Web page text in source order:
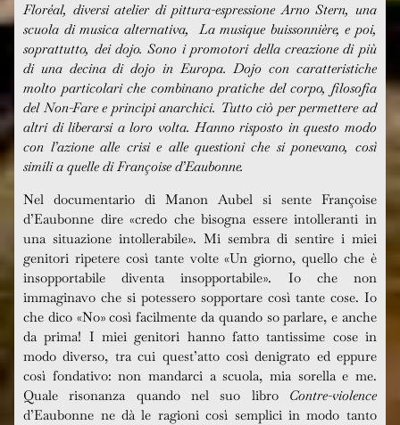
Floréal, diversi atelier di pittura-espressione Arno Stern, una
scuola di musica alternativa, La musique buissonnière, e poi,
soprattutto, dei dojo. Sono i promotori della creazione di più
di una decina di dojo in Europa. Dojo con caratteristiche
molto particolari che combinano pratiche del corpo, filosofia
del Non-Fare e principi anarchici. Tutto ciò per permettere ad
altri di liberarsi a loro volta. Hanno risposto in questo modo
con l’azione alle crisi e alle questioni che si ponevano, così
simili a quelle di Françoise d’Eaubonne.
Nel documentario di Manon Aubel si sente Françoise
d’Eaubonne dire «credo che bisogna essere intolleranti in
una situazione intollerabile». Mi sembra di sentire i miei
genitori ripetere così tante volte «Un giorno, quello che è
insopportabile diventa insopportabile». Io che non
immaginavo che si potessero sopportare così tante cose. Io
che dico «No» così facilmente da quando so parlare, e anche
da prima! I miei genitori hanno fatto tantissime cose in
modo diverso, tra cui quest’atto così denigrato ed eppure
così fondativo: non mandarci a scuola, mia sorella e me.
Quale risonanza quando nel suo libro Contre-violence
d’Eaubonne ne dà le ragioni così semplici in modo tanto